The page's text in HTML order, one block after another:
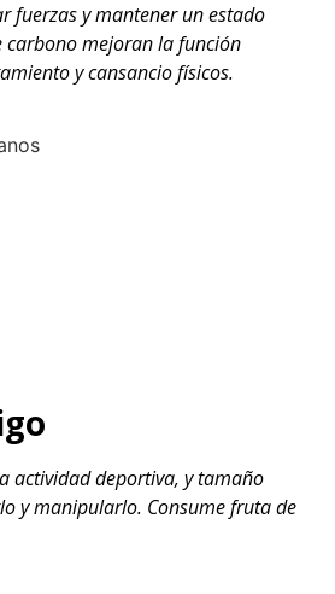
fuerzas y mantener un estado
carbono mejoran la función
y cansancio físicos.
actividad deportiva, y tamaño
y manipularlo. Consume fruta de